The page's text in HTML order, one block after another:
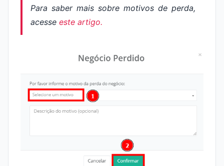
Para saber mais sobre motivos de perda,
acesse este artigo.